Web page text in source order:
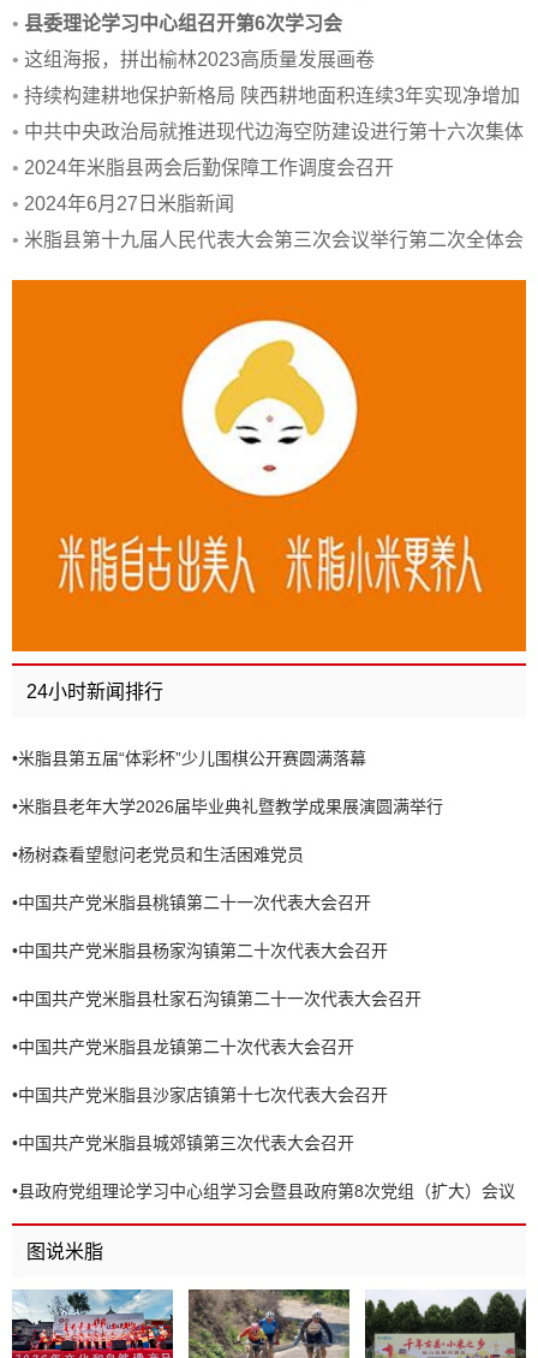
• 县委理论学习中心组召开第6次学习会
• 这组海报，拼出榆林2023高质量发展画卷
• 持续构建耕地保护新格局 陕西耕地面积连续3年实现净增加
• 中共中央政治局就推进现代边海空防建设进行第十六次集体
学习
• 2024年米脂县两会后勤保障工作调度会召开
• 2024年6月27日米脂新闻
• 米脂县第十九届人民代表大会第三次会议举行第二次全体会
议
24小时新闻排行
•米脂县第五届“体彩杯”少儿围棋公开赛圆满落幕
•米脂县老年大学2026届毕业典礼暨教学成果展演圆满举行
•杨树森看望慰问老党员和生活困难党员
•中国共产党米脂县桃镇第二十一次代表大会召开
•中国共产党米脂县杨家沟镇第二十次代表大会召开
•中国共产党米脂县杜家石沟镇第二十一次代表大会召开
•中国共产党米脂县龙镇第二十次代表大会召开
•中国共产党米脂县沙家店镇第十七次代表大会召开
•中国共产党米脂县城郊镇第三次代表大会召开
•县政府党组理论学习中心组学习会暨县政府第8次党组（扩大）会议
召开
图说米脂